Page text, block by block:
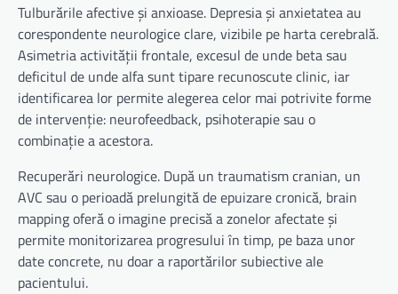
Tulburările afective și anxioase. Depresia și anxietatea au
corespondente neurologice clare, vizibile pe harta cerebrală.
Asimetria activității frontale, excesul de unde beta sau
deficitul de unde alfa sunt tipare recunoscute clinic, iar
identificarea lor permite alegerea celor mai potrivite forme
de intervenție: neurofeedback, psihoterapie sau o
combinație a acestora.
Recuperări neurologice. După un traumatism cranian, un
AVC sau o perioadă prelungită de epuizare cronică, brain
mapping oferă o imagine precisă a zonelor afectate și
permite monitorizarea progresului în timp, pe baza unor
date concrete, nu doar a raportărilor subiective ale
pacientului.